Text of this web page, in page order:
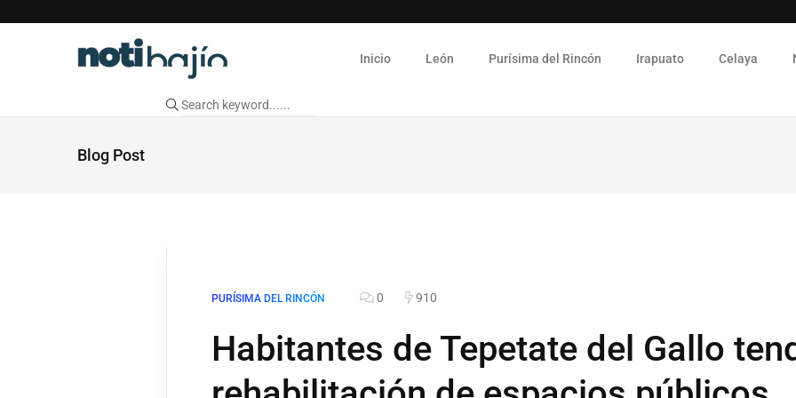
Inicio León Purísima del Rincón Irapuato Celaya
Blog Post
PURÍSIMA DEL RINCÓN 0 910
Habitantes de Tepetate del Gallo